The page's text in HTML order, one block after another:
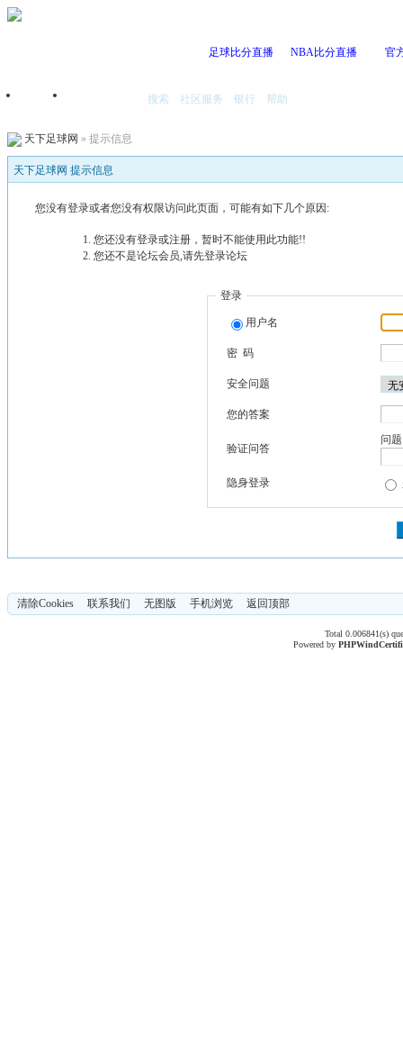
足球比分直播 NBA比分直播 官
首页 搜索 社区服务 银行 帮助
天下足球网 » 提示信息
天下足球网 提示信息
您没有登录或者您没有权限访问此页面，可能有如下几个原因:
您还没有登录或注册，暂时不能使用此功能!!
您还不是论坛会员,请先登录论坛
登录
用户名
密 码
安全问题
您的答案
验证问答
问
隐身登录
清除Cookies 联系我们 无图版 手机浏览 返回顶部
Total 0.006841(s)
Powered byPHPWind